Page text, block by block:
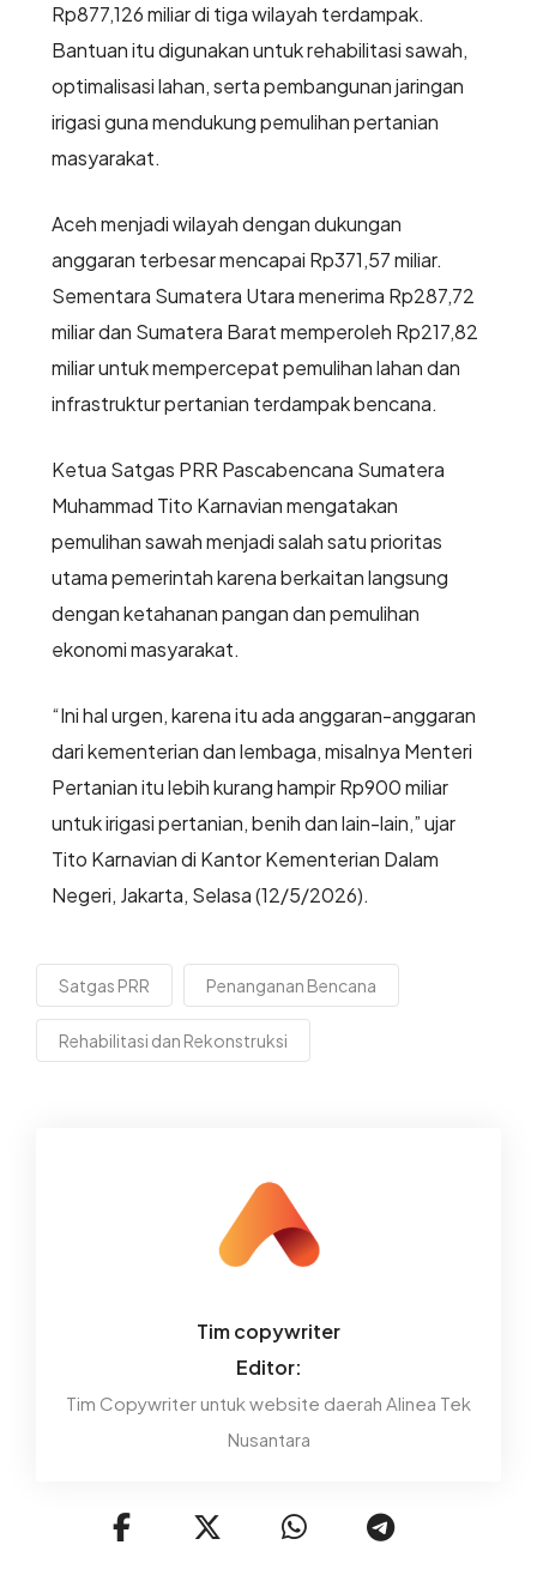
Rp877,126 miliar di tiga wilayah terdampak.
Bantuan itu digunakan untuk rehabilitasi sawah,
optimalisasi lahan, serta pembangunan jaringan
irigasi guna mendukung pemulihan pertanian
masyarakat.
Aceh menjadi wilayah dengan dukungan
anggaran terbesar mencapai Rp371,57 miliar.
Sementara Sumatera Utara menerima Rp287,72
miliar dan Sumatera Barat memperoleh Rp217,82
miliar untuk mempercepat pemulihan lahan dan
infrastruktur pertanian terdampak bencana.
Ketua Satgas PRR Pascabencana Sumatera
Muhammad Tito Karnavian mengatakan
pemulihan sawah menjadi salah satu prioritas
utama pemerintah karena berkaitan langsung
dengan ketahanan pangan dan pemulihan
ekonomi masyarakat.
“Ini hal urgen, karena itu ada anggaran-anggaran
dari kementerian dan lembaga, misalnya Menteri
Pertanian itu lebih kurang hampir Rp900 miliar
untuk irigasi pertanian, benih dan lain-lain,” ujar
Tito Karnavian di Kantor Kementerian Dalam
Negeri, Jakarta, Selasa (12/5/2026).
Satgas PRR Penanganan Bencana
Rehabilitasi dan Rekonstruksi
Tim copywriter
Editor:
Tim Copywriter untuk website daerah Alinea Tek
Nusantara